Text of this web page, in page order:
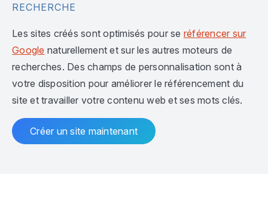
RECHERCHE
Les sites créés sont optimisés pour se référencer sur
Google naturellement et sur les autres moteurs de
recherches. Des champs de personnalisation sont à
votre disposition pour améliorer le référencement du
site et travailler votre contenu web et ses mots clés.
Créer un site maintenant